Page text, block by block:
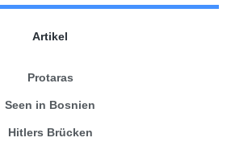
Artikel
Protaras
Seen in Bosnien
Hitlers Brücken